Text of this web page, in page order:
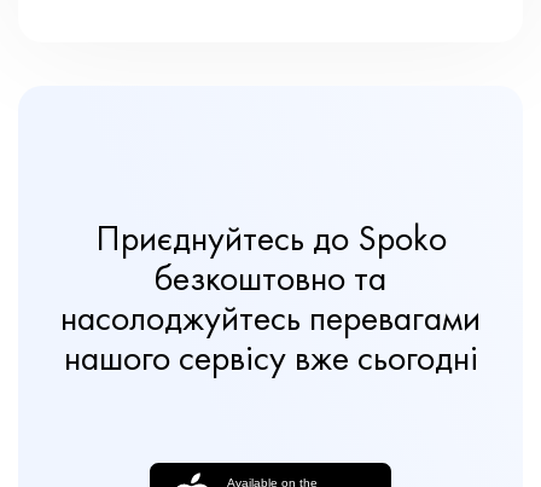
Приєднуйтесь до Spoko
безкоштовно та
насолоджуйтесь перевагами
нашого сервісу вже сьогодні